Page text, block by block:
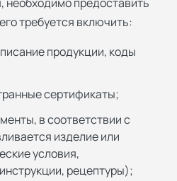
требуется включить:
продукции, коды
сертификаты;
в соответствии с
изделие или
условия,
рецептуры);